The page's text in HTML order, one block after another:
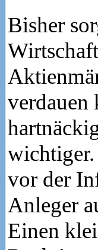
Bisher
vor der
Anleger
Einen